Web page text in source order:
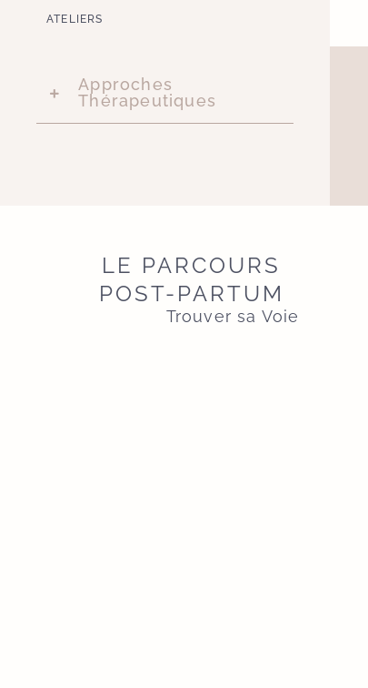
ATELIERS
Approches
Thérapeutiques
LE PARCOURS
POST-PARTUM
Trouver sa Voie